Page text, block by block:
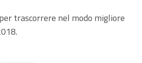
trascorrere nel modo migliore